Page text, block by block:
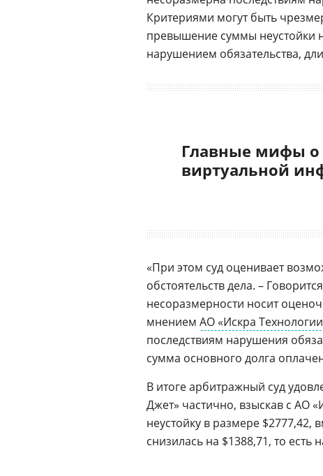
Критериями могут быть
превышение суммы неустойки
нарушением обязательства,
Главные мифы
виртуальной
«При этом суд оценивает
обстоятельств дела. –
несоразмерности носит
мнением АО «Искра
последствиям нарушения
сумма основного долга
В итоге арбитражный суд
Джет» частично, взыскав с АО
неустойку в размере $2777,42,
снизилась на $1388,71, то есть